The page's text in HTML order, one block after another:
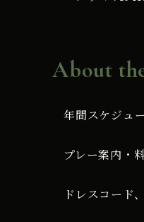
About
年間スケジュ
プレー案内・
ドレスコード